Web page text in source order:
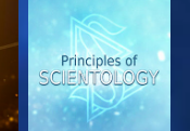
ΕΞΕΡΕΥΝΗΣΤΕ ΤΗ
ΣΕΙΡΑ